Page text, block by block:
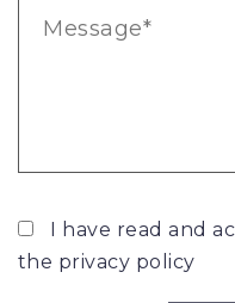
I have read and
the privacy policy